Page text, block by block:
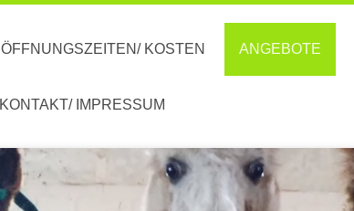
ÖFFNUNGSZEITEN/ KOSTEN ANGEBOTE
KONTAKT/ IMPRESSUM